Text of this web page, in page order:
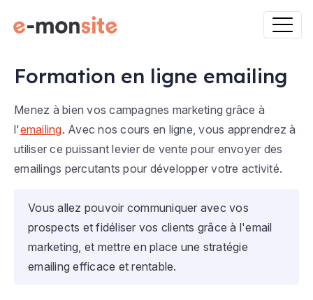
Formation en ligne emailing
Menez à bien vos campagnes marketing grâce à
l'emailing. Avec nos cours en ligne, vous apprendrez à
utiliser ce puissant levier de vente pour envoyer des
emailings percutants pour développer votre activité.
Vous allez pouvoir communiquer avec vos
prospects et fidéliser vos clients grâce à l'email
marketing, et mettre en place une stratégie
emailing efficace et rentable.